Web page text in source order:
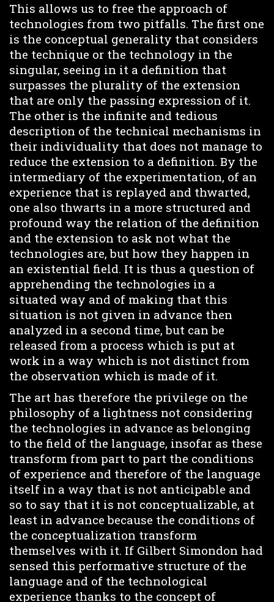
This allows us to free the approach of
technologies from two pitfalls. The first one
is the conceptual generality that considers
the technique or the technology in the
singular, seeing in it a definition that
surpasses the plurality of the extension
that are only the passing expression of it.
The other is the infinite and tedious
description of the technical mechanisms in
their individuality that does not manage to
reduce the extension to a definition. By the
intermediary of the experimentation, of an
experience that is replayed and thwarted,
one also thwarts in a more structured and
profound way the relation of the definition
and the extension to ask not what the
technologies are, but how they happen in
an existential field. It is thus a question of
apprehending the technologies in a
situated way and of making that this
situation is not given in advance then
analyzed in a second time, but can be
released from a process which is put at
work in a way which is not distinct from
the observation which is made of it.
The art has therefore the privilege on the
philosophy of a lightness not considering
the technologies in advance as belonging
to the field of the language, insofar as these
transform from part to part the conditions
of experience and therefore of the language
itself in a way that is not anticipable and
so to say that it is not conceptualizable, at
least in advance because the conditions of
the conceptualization transform
themselves with it. If Gilbert Simondon had
sensed this performative structure of the
language and of the technological
experience thanks to the concept of